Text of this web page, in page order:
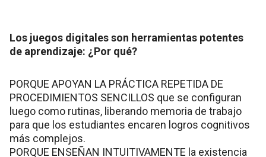
Los juegos digitales son herramientas potentes
de aprendizaje: ¿Por qué?
PORQUE APOYAN LA PRÁCTICA REPETIDA DE
PROCEDIMIENTOS SENCILLOS que se configuran
luego como rutinas, liberando memoria de trabajo
para que los estudiantes encaren logros cognitivos
más complejos.
PORQUE ENSEÑAN INTUITIVAMENTE la existencia